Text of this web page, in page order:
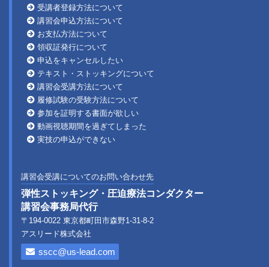
受講者登録方法について
講習会申込方法について
お支払方法について
領収証発行について
申込をキャンセルしたい
テキスト・ストッキングについて
講習会受講方法について
履修試験の受験方法について
参加を証明する書面が欲しい
動画視聴期間を過ぎてしまった
実技の申込ができない
講習会受講についてのお問い合わせ先
弾性ストッキング・圧迫療法コンダクター
講習会事務局代行
〒194-0022 東京都町田市森野1-31-8-2
アスリード株式会社
sscc@us-lead.com